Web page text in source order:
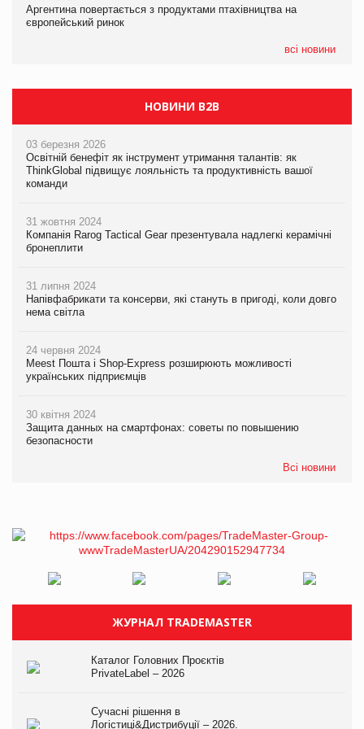
Аргентина повертається з продуктами птахівництва на
європейський ринок
всі новини
Аргентина повертається з продуктами птахівництва на
європейський ринок
Аргентина повертається з продуктами птахівництва на
європейський ринок
НОВИНИ B2B
03 березня 2026
Освітній бенефіт як інструмент утримання талантів: як
ThinkGlobal підвищує лояльність та продуктивність вашої
команди
31 жовтня 2024
Компанія Rarog Tactical Gear презентувала надлегкі керамічні
бронеплити
31 липня 2024
Напівфабрикати та консерви, які стануть в пригоді, коли довго
нема світла
24 червня 2024
Meest Пошта і Shop-Express розширюють можливості
українських підприємців
30 квітня 2024
Защита данных на смартфонах: советы по повышению
безопасности
Всі новини
ЖУРНАЛ TRADEMASTER
Каталог Головних Проєктів
PrivateLabel – 2026
Сучасні рішення в
Логістиці&Дистрибуції – 2026.